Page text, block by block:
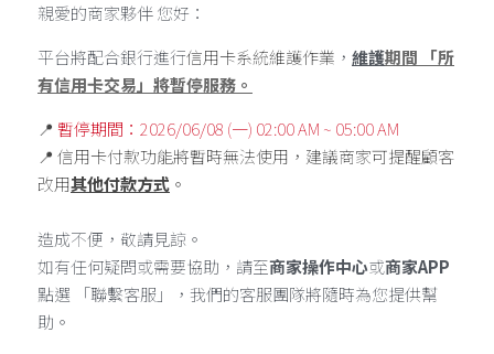
親愛的商家夥伴 您好：
平台將配合銀行進行信用卡系統維護作業 ， 維護期間 「所
有信用卡交易」將暫停服務。
📍 暫停期間：2026/06/08 (一) 02:00 AM ~ 05:00 AM
📍 信用卡付款功能將暫時無法使用，建議商家可提醒顧客
改用其他付款方式 。
造成不便，敬請見諒。
如有任何疑問或需要協助，請至商家操作中心或商家APP
點選 「聯繫客服」，我們的客服團隊將隨時為您提供幫
助。